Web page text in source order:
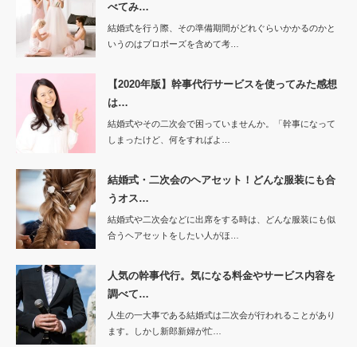
べてみ…
結婚式を行う際、その準備期間がどれぐらいかかるのかと
いうのはプロポーズを含めて考…
【2020年版】幹事代行サービスを使ってみた感想
は…
結婚式やその二次会で困っていませんか。「幹事になって
しまったけど、何をすればよ…
結婚式・二次会のヘアセット！どんな服装にも合
うオス…
結婚式や二次会などに出席をする時は、どんな服装にも似
合うヘアセットをしたい人がほ…
人気の幹事代行。気になる料金やサービス内容を
調べて…
人生の一大事である結婚式は二次会が行われることがあり
ます。しかし新郎新婦が忙…